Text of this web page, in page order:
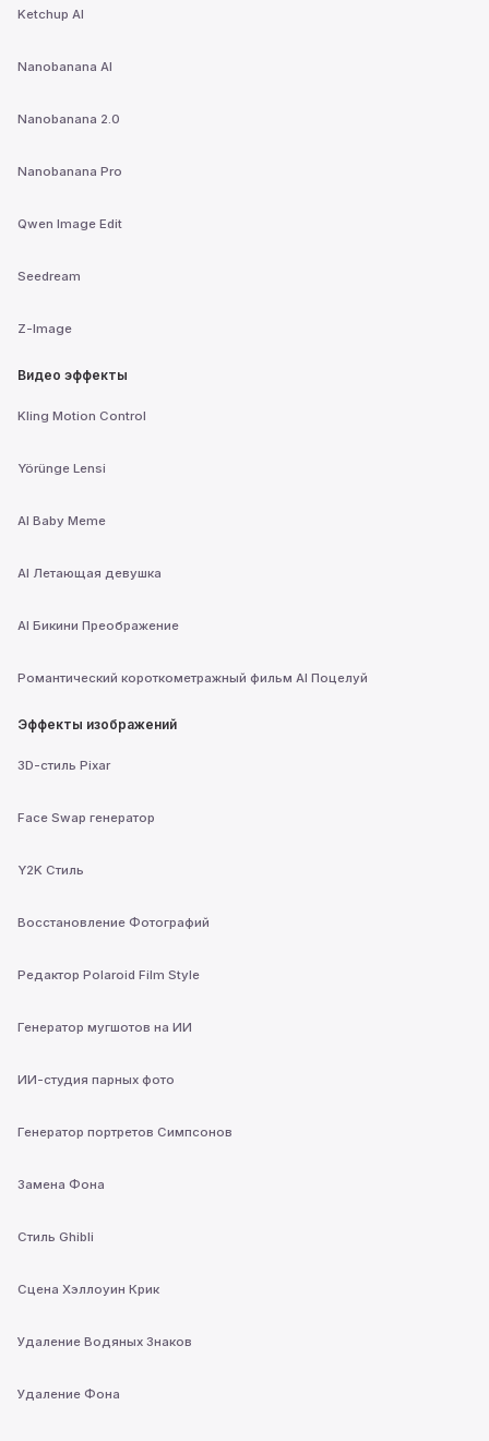
Ketchup AI
Nanobanana AI
Nanobanana 2.0
Nanobanana Pro
Qwen Image Edit
Seedream
Z-Image
Видео эффекты
Kling Motion Control
Yörünge Lensi
AI Baby Meme
AI Летающая девушка
AI Бикини Преображение
Романтический короткометражный фильм AI Поцелуй
Эффекты изображений
3D-стиль Pixar
Face Swap генератор
Y2K Стиль
Восстановление Фотографий
Редактор Polaroid Film Style
Генератор мугшотов на ИИ
ИИ-студия парных фото
Генератор портретов Симпсонов
Замена Фона
Стиль Ghibli
Сцена Хэллоуин Крик
Удаление Водяных Знаков
Удаление Фона